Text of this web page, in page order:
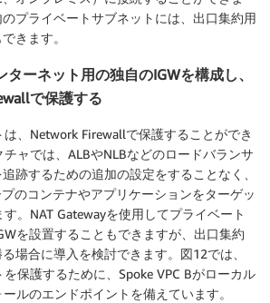
プライベートサブネットには、出口集約用
きます。
ターネット用の独自のIGWを構成し、
で保護する
、Network Firewallで保護することができ
チャでは、ALBやNLBなどのロードバランサ
跡するための追加の設定をすることなく、
のコンテナやアプリケーションをターゲッ
す。NAT Gatewayを使用してプライベート
を設置することもできますが、出口集約
場合に導入を検討できます。図12では、
保護するために、Spoke VPC Bがローカル
ルのエンドポイントを備えています。